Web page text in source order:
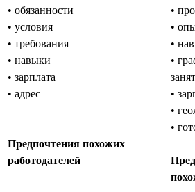
• обязанности
• условия
• требования
• навыки
• зарплата
• адрес
Предпочтения похожих
работодателей
•
•
•
•
•
•
•